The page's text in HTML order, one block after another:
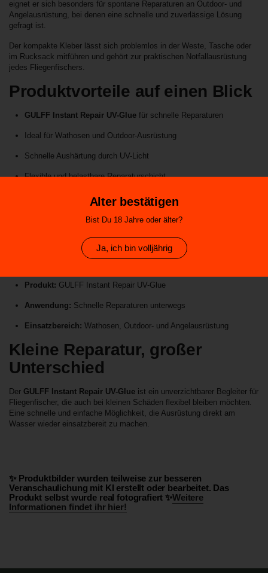
eignet er sich besonders für spontane Reparaturen an Outdoor- und
Angelausrüstung, bei denen eine schnelle und zuverlässige Lösung
gefragt ist.
Der kompakte Kleber lässt sich problemlos in der Weste, Tasche oder
im Rucksack mitführen und gehört zur praktischen Notfallausrüstung
jedes Fliegenfischers.
Produktvorteile auf einen Blick
GULFF Instant Repair UV-Glue für schnelle Reparaturen
Ideal für Wathosen und Outdoor-Ausrüstung
Schnelle Aushärtung durch UV-Licht
Flexible und belastbare Reparaturschicht
Praktisch für unterwegs und am Wasser
Kompakte Größe für Fliegenweste oder Tasche
Perfekt als Reparaturhilfe für spontane Schäden
Technische Details
Produkt: GULFF Instant Repair UV-Glue
Anwendung: Schnelle Reparaturen unterwegs
Einsatzbereich: Wathosen, Outdoor- und Angelausrüstung
Kleine Reparatur, großer
Unterschied
Der GULFF Instant Repair UV-Glue ist ein unverzichtbarer Begleiter für
Fliegenfischer, die auch bei kleinen Schäden flexibel bleiben möchten.
Eine schnelle und einfache Möglichkeit, die Ausrüstung direkt am
Wasser wieder einsatzbereit zu machen.
✨ Produktbilder wurden teilweise zur besseren
Veranschaulichung mit KI erstellt oder bearbeitet. Das
Produkt selbst wurde real fotografiert ✨Weitere
Informationen findet ihr hier!
Alter bestätigen
Bist Du 18 Jahre oder älter?
Ja, ich bin volljährig